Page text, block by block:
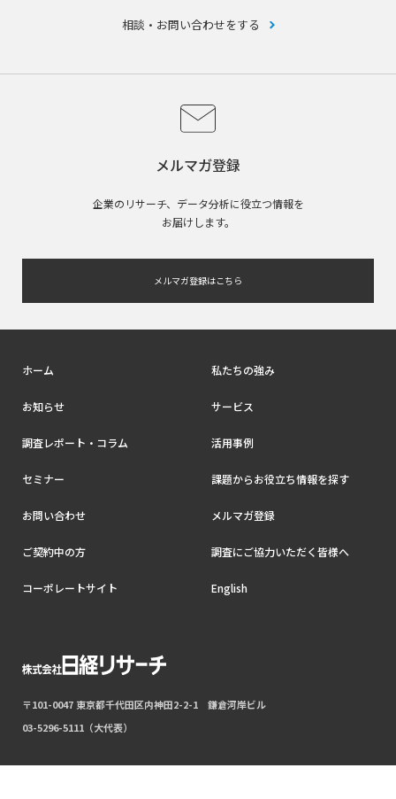
相談・お問い合わせをする
メルマガ登録
企業のリサーチ、データ分析に役立つ情報を
お届けします。
メルマガ登録はこちら
ホーム 私たちの強み
お知らせ サービス
調査レポート・コラム 活用事例
セミナー 課題からお役立ち情報を探す
お問い合わせ メルマガ登録
ご契約中の方 調査にご協力いただく皆様へ
コーポレートサイト English
〒101-0047 東京都千代田区内神田2-2-1 鎌倉河岸ビル
03-5296-5111（大代表）